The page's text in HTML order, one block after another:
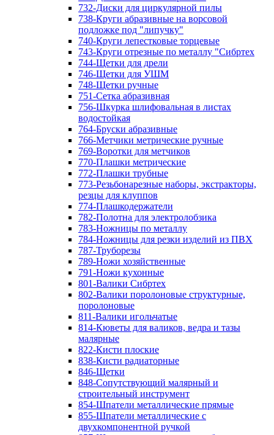
732-Диски для циркулярной пилы
738-Круги абразивные на ворсовой
подложке под "липучку"
740-Круги лепестковые торцевые
743-Круги отрезные по металлу "Сибртех
744-Щетки для дрели
746-Щетки для УШМ
748-Щетки ручные
751-Сетка абразивная
756-Шкурка шлифовальная в листах
водостойкая
764-Бруски абразивные
766-Метчики метрические ручные
769-Воротки для метчиков
770-Плашки метрические
772-Плашки трубные
773-Резьбонарезные наборы, экстракторы,
резцы для клуппов
774-Плашкодержатели
782-Полотна для электролобзика
783-Ножницы по металлу
784-Ножницы для резки изделий из ПВХ
787-Труборезы
789-Ножи хозяйственные
791-Ножи кухонные
801-Валики Сибртех
802-Валики поролоновые структурные,
поролоновые
811-Валики игольчатые
814-Кюветы для валиков, ведра и тазы
малярные
822-Кисти плоские
838-Кисти радиаторные
846-Щетки
848-Сопутствующий малярный и
строительный инструмент
854-Шпатели металлические прямые
855-Шпатели металлические с
двухкомпонентной ручкой